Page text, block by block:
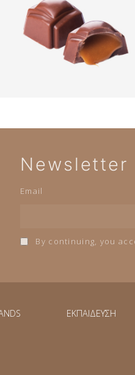
Newsletter
Email
By continuing, you
ΕΚΠΑΙΔΕΥΣΗ